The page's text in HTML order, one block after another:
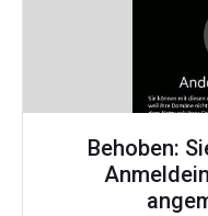
Behoben: